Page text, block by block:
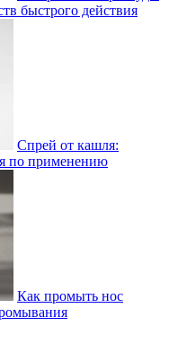
быстрого действия
Спрей от кашля:
по применению
Как промыть нос